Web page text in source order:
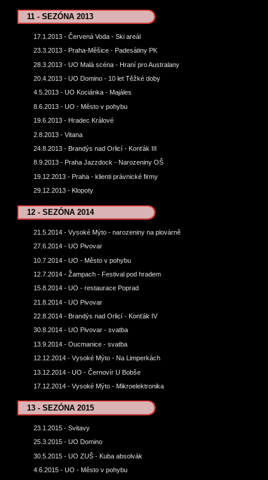
11 - SEZÓNA 2013
17.1.2013 - Červená Voda - Ski areál
23.3.2013 - Praha-Měšice - Padesátiny PK
28.3.2013 - UO Malá scéna - Hraní pro Australany
20.4.2013 - UO Domino - 10 let Těžké doby
4.5.2013 - UO Kociánka - Majáles
8.6.2013 - UO - Město v pohybu
19.6.2013 - Hradec Králové
2.8.2013 - Vitana
24.8.2013 - Brandýs nad Orlicí - Konťák III
8.9.2013 - Praha Jazzdock - Narozeniny OŠ
19.12.2013 - Praha - klienti právnické firmy
29.12.2013 - Klopoty
12 - SEZÓNA 2014
21.5.2014 - Vysoké Mýto - narozeniny na plovárně
27.6.2014 - UO Pivovar
10.7.2014 - UO - Město v pohybu
12.7.2014 - Žampach - Festival pod hradem
15.8.2014 - UO - restaurace Poprad
21.8.2014 - UO Pivovar
22.8.2014 - Brandýs nad Orlicí - Konťák IV
30.8.2014 - UO Pivovar - svatba
13.9.2014 - Oucmanice - svatba
12.12.2014 - Vysoké Mýto - Na Limperkách
13.12.2014 - UO - Černovír U Bobše
17.12.2014 - Vysoké Mýto - Mikroelektronika
13 - SEZÓNA 2015
23.1.2015 - Svitavy
25.3.2015 - UO Domino
30.5.2015 - UO ZUŠ - Kuba absolvák
4.6.2015 - UO - Město v pohybu